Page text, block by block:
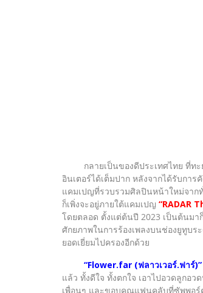
กลายเป็นของดีประเทศไทย ที่ทะ
อินเตอร์ได้เต็มปาก หลังจากได้รับการ
แคมเปญที่รวบรวมศิลปินหน้าใหม่จาก
ก็เพิ่งจะอยู่ภายใต้แคมเปญ “RADAR
โดยตลอด ตั้งแต่ต้นปี 2023 เป็นต้นมา
ศักยภาพในการร้องเพลงบนช่องยูทูบร
ยอดเยี่ยมไปครองอีกด้วย
“Flower.far (ฟลาวเวอร์.ฟาร์)”
แล้ว ทั้งดีใจ ทั้งตกใจ เอาไปอวดลูก
เพื่อนๆ และขอบคุณแฟนคลับที่ซัพพอร์ต